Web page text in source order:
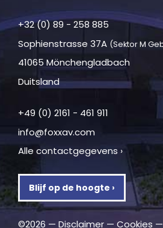
+32 (0) 89 - 258 885
Sophienstrasse 37A (Sektor M
41065 Mönchengladbach
Duitsland
+49 (0) 2161 - 461 911
info@foxxav.com
Alle contactgegevens ›
Blijf op de hoogte ›
©2026 — Disclaimer — Cookies —